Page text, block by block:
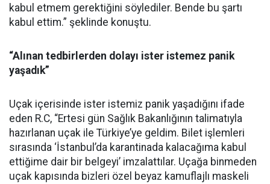
kabul etmem gerektiğini söylediler. Bende bu şartı
kabul ettim.” şeklinde konuştu.
“Alınan tedbirlerden dolayı ister istemez panik
yaşadık”
Uçak içerisinde ister istemiz panik yaşadığını ifade
eden R.C, “Ertesi gün Sağlık Bakanlığının talimatıyla
hazırlanan uçak ile Türkiye’ye geldim. Bilet işlemleri
sırasında ‘İstanbul’da karantinada kalacağıma kabul
ettiğime dair bir belgeyi’ imzalattılar. Uçağa binmeden
uçak kapısında bizleri özel beyaz kamuflajlı maskeli